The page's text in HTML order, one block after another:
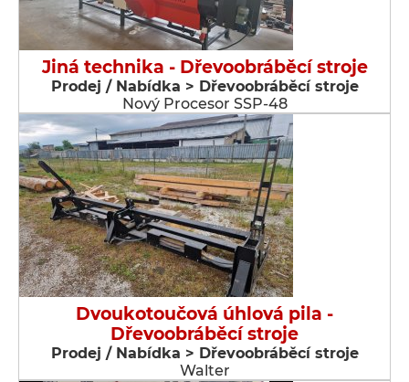
Jiná technika - Dřevoobráběcí stroje
Prodej / Nabídka > Dřevoobráběcí stroje
Nový Procesor SSP-48
Dvoukotoučová úhlová pila -
Dřevoobráběcí stroje
Prodej / Nabídka > Dřevoobráběcí stroje
Walter